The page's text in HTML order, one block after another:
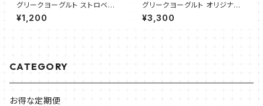
グリークヨーグルト ストロベリ
ー 100g
¥1,200
グリークヨーグルト オリジナル
プレーン（ソフト50%） 500g
¥3,300
CATEGORY
お得な定期便